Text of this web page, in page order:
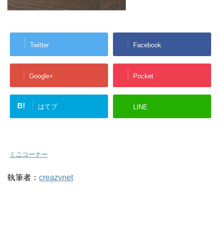
Twitter Facebook
Google+ Pocket
B! はてブ LINE
- ミニコーナー
執筆者： creazynet